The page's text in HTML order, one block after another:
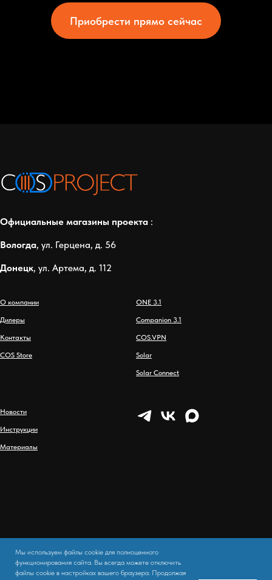
Приобрести прямо сейчас
Официальные магазины проекта :
Вологда, ул. Герцена, д. 56
Донецк, ул. Артема, д. 112
О компании
Дилеры
Контакты
СOS Store
ONE 3.1
Companion 3.1
COS.VPN
Solar
Solar Connect
Новости
Инструкции
Материалы
Политика конфиденциальности
Мы используем файлы cookie для полноценного
функционирования сайта. Вы всегда можете отключить
файлы cookie в настройках вашего браузера. Продолжая